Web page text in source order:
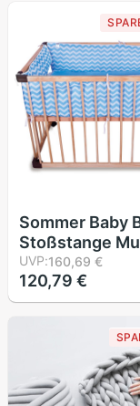
Sommer Baby
Stoßstange
Gittergewebe
Welle Breathale
freundlicher
UVP:160,69 €
120,79 €